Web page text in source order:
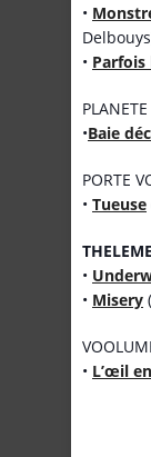
•
• Parfois
•Baie
PORTE
• Tueuse
THELEME
•
• Misery
• L’œil